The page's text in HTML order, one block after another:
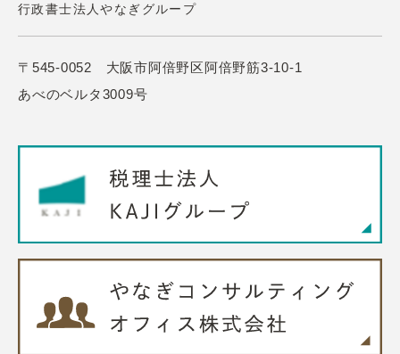
行政書士法人やなぎグループ
〒545-0052 大阪市阿倍野区阿倍野筋3-10-1
あべのベルタ3009号